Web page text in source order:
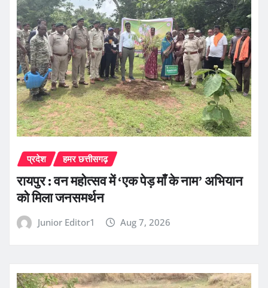
प्रदेश हमर छत्तीसगढ़
रायपुर : वन महोत्सव में ‘एक पेड़ माँ के नाम’ अभियान
को मिला जनसमर्थन
Junior Editor1 Aug 7, 2026